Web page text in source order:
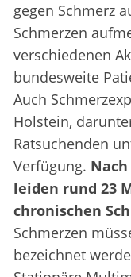
gegen Schmerz
Schmerzen
verschiedenen
bundesweite
Auch
Holstein,
Ratsuchenden
Verfügung.
leiden rund 23
chronischen
Schmerzen
bezeichnet